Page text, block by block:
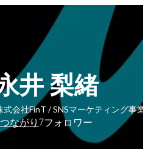
井 梨緒
式会社FinT / SNSマーケティング事
つながり 7フォロワー